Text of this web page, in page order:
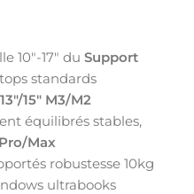
10″-17″ du Support
standards
15″ M3/M2
équilibrés stables,
Max
robustesse 10kg
ultrabooks